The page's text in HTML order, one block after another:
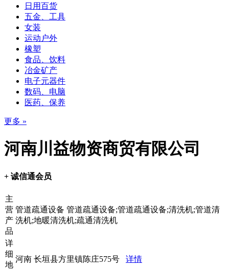
日用百货
五金、工具
女装
运动户外
橡塑
食品、饮料
冶金矿产
电子元器件
数码、电脑
医药、保养
更多 »
河南川益物资商贸有限公司
+ 诚信通会员
主
营
产
品
管道疏通设备 管道疏通设备;管道疏通设备;清洗机;管道清
洗机;地暖清洗机;疏通清洗机
详
细
地
河南 长垣县方里镇陈庄575号 详情